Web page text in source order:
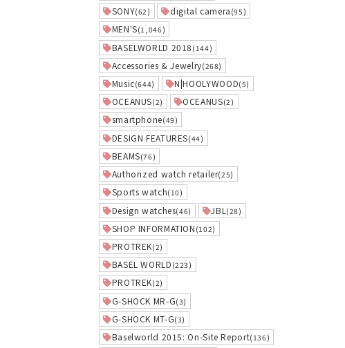
SONY(62) digital camera (95)
MEN'S(1,046)
BASELWORLD 2018 (144)
Accessories & Jewelry(268)
Music(644) N|HOOLYWOOD(5)
OCEANUS(2) OCEANUS(2)
smartphone(49)
DESIGN FEATURES(44)
BEAMS(76)
Authorized watch retailer(25)
Sports watch(10)
Design watches(46) JBL (28)
SHOP INFORMATION (102)
PROTREK(2)
BASEL WORLD (223)
PROTREK(2)
G-SHOCK MR-G(3)
G-SHOCK MT-G(3)
Baselworld 2015: On-Site Report(136)